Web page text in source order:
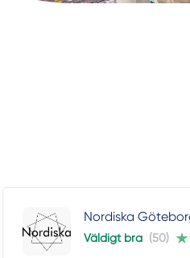
Nordiska
Väldigt bra (50)